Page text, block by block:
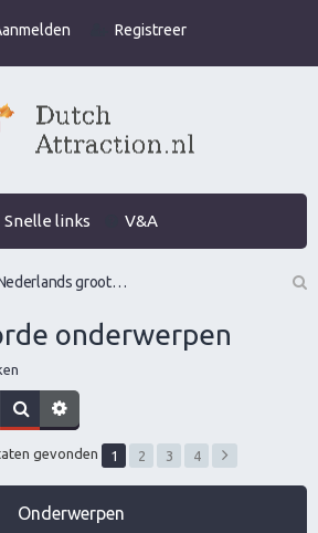
Registreer
Snelle links V&A
Nederlands grootste Dutch Attraction, Lifestyle, Vrouwen versieren en Pick-Up (PUA) Forum
onderwerpen
gevonden 1 2 3 4
Onderwerpen